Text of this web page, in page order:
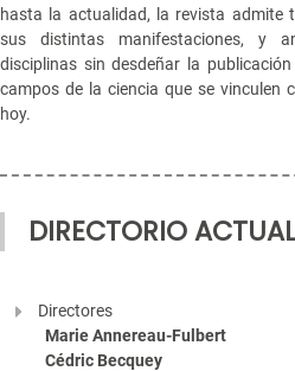
hasta la actualidad, la revista admite
sus distintas manifestaciones, y
disciplinas sin desdeñar la
campos de la ciencia que se vinculen
hoy.
DIRECTORIO ACTUAL
Directores
Marie Annereau-Fulbert
Cédric Becquey